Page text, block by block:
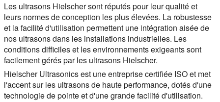
Les ultrasons Hielscher sont réputés pour leur qualité et
leurs normes de conception les plus élevées. La robustesse
et la facilité d'utilisation permettent une intégration aisée de
nos ultrasons dans les installations industrielles. Les
conditions difficiles et les environnements exigeants sont
facilement gérés par les ultrasons Hielscher.
Hielscher Ultrasonics est une entreprise certifiée ISO et met
l'accent sur les ultrasons de haute performance, dotés d'une
technologie de pointe et d'une grande facilité d'utilisation.